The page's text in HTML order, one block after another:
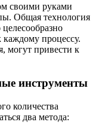
своими руками
Общая технология
каждому процессу.
могут привести к
инструменты
количества
два метода: